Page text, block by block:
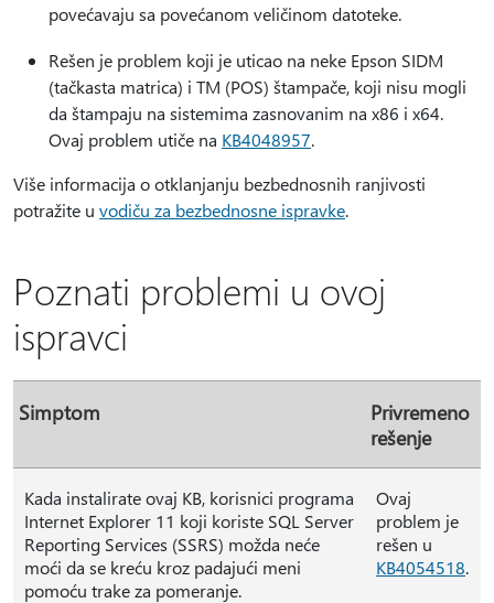
povećavaju sa povećanom veličinom datoteke.
Rešen je problem koji je uticao na neke Epson SIDM
(tačkasta matrica) i TM (POS) štampače, koji nisu mogli
da štampaju na sistemima zasnovanim na x86 i x64.
Ovaj problem utiče na KB4048957.
Više informacija o otklanjanju bezbednosnih ranjivosti
potražite u vodiču za bezbednosne ispravke.
Poznati problemi u ovoj
ispravci
Simptom
Privremeno
rešenje
Kada instalirate ovaj KB, korisnici programa
Internet Explorer 11 koji koriste SQL Server
Reporting Services (SSRS) možda neće
moći da se kreću kroz padajući meni
pomoću trake za pomeranje.
Ovaj
problem je
rešen u
KB4054518.